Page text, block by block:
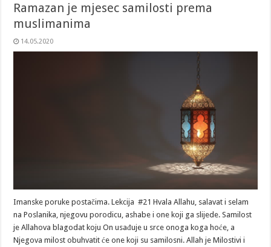
Ramazan je mjesec samilosti prema
muslimanima
14.05.2020
Imanske poruke postačima. Lekcija #21 Hvala Allahu, salavat i selam
na Poslanika, njegovu porodicu, ashabe i one koji ga slijede. Samilost
je Allahova blagodat koju On usađuje u srce onoga koga hoće, a
Njegova milost obuhvatit će one koji su samilosni. Allah je Milostivi i